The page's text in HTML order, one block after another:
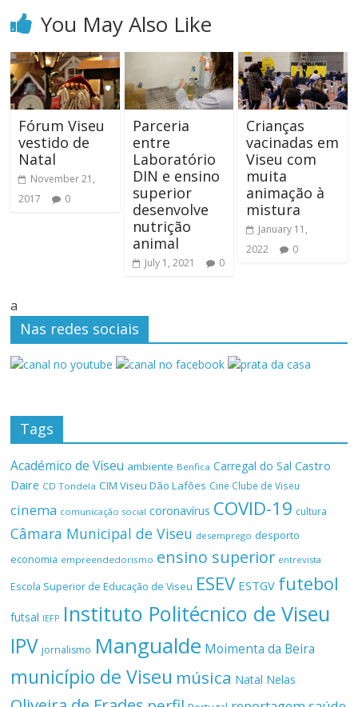
You May Also Like
Fórum Viseu
vestido de
Natal
November 21,
2017
0
Parceria
entre
Laboratório
DIN e ensino
superior
desenvolve
nutrição
animal
July 1, 2021 0
Crianças
vacinadas em
Viseu com
muita
animação à
mistura
January 11,
2022
0
a
Nas redes sociais
Tags
Académico de Viseu ambiente Benfica Carregal do Sal Castro
Daire CD Tondela CIM Viseu Dão Lafões Cine Clube de Viseu
cinema comunicação social coronavírus COVID-19 cultura
Câmara Municipal de Viseu desemprego desporto
economia empreendedorismo ensino superior entrevista
Escola Superior de Educação de Viseu ESEV ESTGV futebol
futsal IEFP Instituto Politécnico de Viseu
IPV jornalismo Mangualde Moimenta da Beira
município de Viseu música Natal Nelas